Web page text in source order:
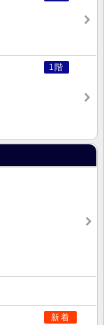
1階
新着